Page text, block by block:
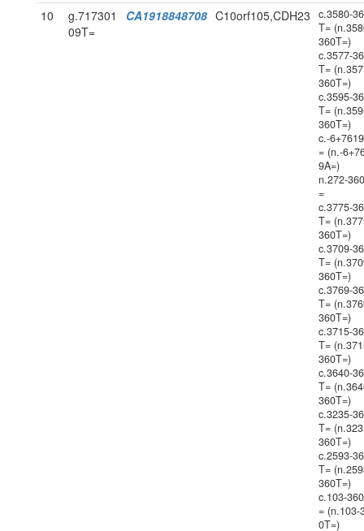
10
g.717301
09T=
CA1918848708 C10orf105,CDH23
c.3580-
T=
360T=)
c.3577-
T=
360T=)
c.3595-
T=
360T=)
c.-
= (n.-
9A=)
n.272-
=
c.3775-
T=
360T=)
c.3709-
T=
360T=)
c.3769-
T=
360T=)
c.3715-
T=
360T=)
c.3640-
T=
360T=)
c.3235-
T=
360T=)
c.2593-
T=
360T=)
c.103-
= (n.103-
0T=)